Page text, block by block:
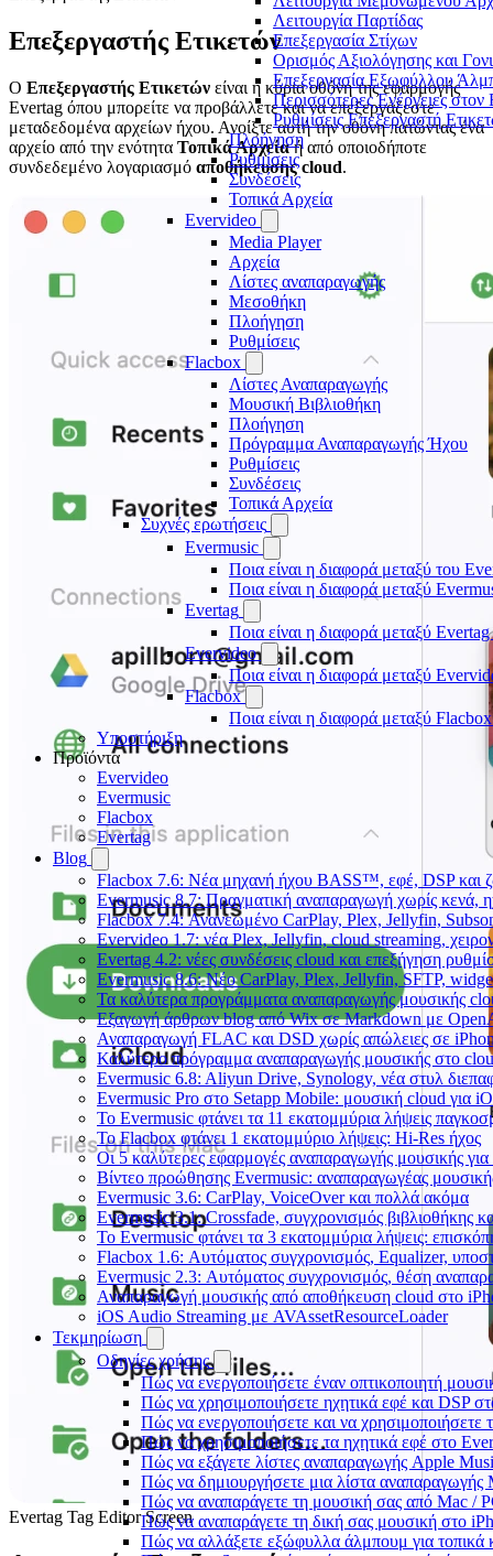
Λειτουργία Παρτίδας
Επεξεργασία Στίχων
Ορισμός Αξιολόγησης και
Επεξεργασία Εξωφύλλου
Περισσότερες Ενέργειες
Ρυθμίσεις Επεξεργαστή
Πλοήγηση
Ρυθμίσεις
Συνδέσεις
Τοπικά Αρχεία
Evervideo
Media Player
Αρχεία
Λίστες αναπαραγωγής
Μεσοθήκη
Πλοήγηση
Ρυθμίσεις
Flacbox
Λίστες Αναπαραγωγής
Μουσική Βιβλιοθήκη
Πλοήγηση
Πρόγραμμα Αναπαραγωγής Ήχου
Ρυθμίσεις
Συνδέσεις
Τοπικά Αρχεία
Συχνές ερωτήσεις
Evermusic
Ποια είναι η διαφορά μεταξύ του
Ποια είναι η διαφορά μεταξύ
Evertag
Ποια είναι η διαφορά μεταξύ
Evervideo
Ποια είναι η διαφορά μεταξύ
Flacbox
Ποια είναι η διαφορά μεταξύ
Υποστήριξη
Προϊόντα
Evervideo
Evermusic
Flacbox
Evertag
Blog
Flacbox 7.6: Νέα μηχανή ήχου BASS™, εφέ, DSP και
Evermusic 8.7: Πραγματική αναπαραγωγή χωρίς κενά,
Flacbox 7.4: Ανανεωμένο CarPlay, Plex, Jellyfin,
Evervideo 1.7: νέα Plex, Jellyfin, cloud streaming,
Evertag 4.2: νέες συνδέσεις cloud και επεξήγηση
Evermusic 8.6: Νέο CarPlay, Plex, Jellyfin, SFTP,
Τα καλύτερα προγράμματα αναπαραγωγής μουσικής
Εξαγωγή άρθρων blog από Wix σε Markdown με
Αναπαραγωγή FLAC και DSD χωρίς απώλειες σε
Καλύτερο πρόγραμμα αναπαραγωγής μουσικής στο
Evermusic 6.8: Aliyun Drive, Synology, νέα στυλ
Evermusic Pro στο Setapp Mobile: μουσική cloud για
Το Evermusic φτάνει τα 11 εκατομμύρια λήψεις
Το Flacbox φτάνει 1 εκατομμύριο λήψεις: Hi-Res ήχος
Οι 5 καλύτερες εφαρμογές αναπαραγωγής μουσικής
Βίντεο προώθησης Evermusic: αναπαραγωγέας
Evermusic 3.6: CarPlay, VoiceOver και πολλά ακόμα
Evermusic 3.1: Crossfade, συγχρονισμός βιβλιοθήκης
Το Evermusic φτάνει τα 3 εκατομμύρια λήψεις:
Flacbox 1.6: Αυτόματος συγχρονισμός, Equalizer,
Evermusic 2.3: Αυτόματος συγχρονισμός, θέση
Αναπαραγωγή μουσικής από αποθήκευση cloud στο
iOS Audio Streaming με AVAssetResourceLoader
Τεκμηρίωση
Οδηγίες χρήσης
Πώς να ενεργοποιήσετε έναν οπτικοποιητή
Πώς να χρησιμοποιήσετε ηχητικά εφέ και DSP
Πώς να ενεργοποιήσετε και να
Πώς να χρησιμοποιήσετε τα ηχητικά εφέ στο
Πώς να εξάγετε λίστες αναπαραγωγής Apple
Πώς να δημιουργήσετε μια λίστα
Πώς να αναπαράγετε τη μουσική σας από Mac /
Πώς να αναπαράγετε τη δική σας μουσική στο
Πώς να αλλάξετε εξώφυλλα άλμπουμ για
Επεξεργαστής Ετικετών
Ο Επεξεργαστής Ετικετών είναι η κύρια οθόνη της εφαρμογής
Evertag όπου μπορείτε να προβάλλετε και να επεξεργάζεστε
μεταδεδομένα αρχείων ήχου. Ανοίξτε αυτή την οθόνη πατώντας ένα
αρχείο από την ενότητα Τοπικά Αρχείαή από οποιοδήποτε
συνδεδεμένο λογαριασμό αποθήκευσης cloud.
Evertag Tag Editor Screen